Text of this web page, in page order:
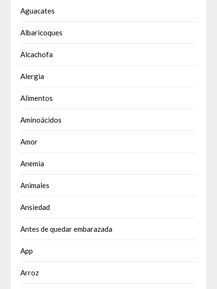
Aguacates
Albaricoques
Alcachofa
Alergia
Alimentos
Aminoácidos
Amor
Anemia
Animales
Ansiedad
Antes de quedar embarazada
App
Arroz